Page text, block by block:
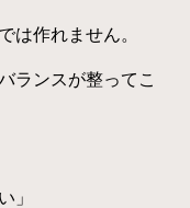
は作れません。
ランスが整ってこ
」